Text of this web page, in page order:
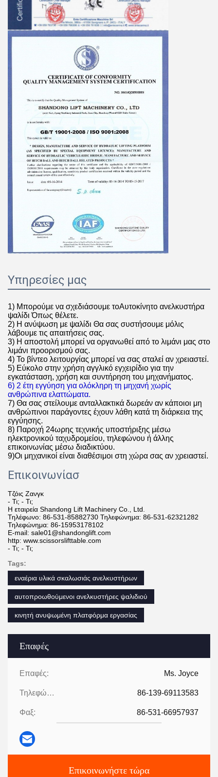
Επαφές
Επαφές: Ms. Joyce
Τηλεφώνημα: 86-139-69113583
Φαξ: 86-531-66957937
Επικοινωνήστε τώρα
Υπηρεσίες μας
1) Μπορούμε να σχεδιάσουμε τοΑυτοκίνητο ανελκυστήρα
ψαλίδι Όπως θέλετε.
2) Η ανύψωση με ψαλίδι Θα σας συστήσουμε μόλις
λάβουμε τις απαιτήσεις σας.
3) Η αποστολή μπορεί να οργανωθεί από το λιμάνι μας στο
λιμάνι προορισμού σας.
4) Το βίντεο λειτουργίας μπορεί να σας σταλεί αν χρειαστεί.
5) Εύκολο στην χρήση αγγλικό εγχειρίδιο για την
εγκατάσταση, χρήση και συντήρηση του μηχανήματος.
6) 2 έτη εγγύηση για ολόκληρη τη μηχανή χωρίς
ανθρώπινα ελαττώματα.
7) Θα σας στείλουμε ανταλλακτικά δωρεάν αν κάποιοι μη
ανθρώπινοι παράγοντες έχουν λάθη κατά τη διάρκεια της
εγγύησης.
8) Παροχή 24ωρης τεχνικής υποστήριξης μέσω
ηλεκτρονικού ταχυδρομείου, τηλεφώνου ή άλλης
επικοινωνίας μέσω διαδικτύου.
9)Οι μηχανικοί είναι διαθέσιμοι στη χώρα σας αν χρειαστεί.
Επικοινωνίασ
Τζόις Ζανγκ
- Τι; - Τι;
Η εταιρεία Shandong Lift Machinery Co., Ltd.
Τηλέφωνο: 86-531-85882730 Τηλεφώνημα: 86-531-62321282
Τηλεφώνημα: 86-15953178102
E-mail: sale01@shandonglift.com
http: www.scissorslifttable.com
- Τι; - Τι;
Tags:
εναέρια υλικά σκαλωσιάς ανελκυστήρων
αυτοπροωθούμενοι ανελκυστήρες ψαλιδιού
κινητή ανυψωμένη πλατφόρμα εργασίας